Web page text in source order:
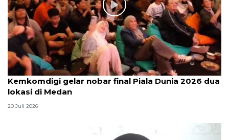
Kemkomdigi gelar nobar final Piala Dunia 2026 dua
lokasi di Medan
20 Juli 2026